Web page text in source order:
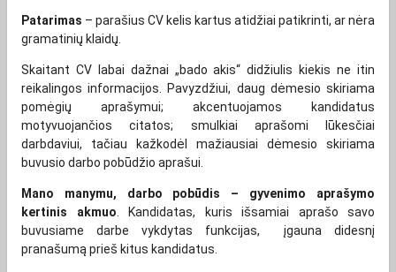
Patarimas – parašius CV kelis kartus atidžiai patikrinti, ar nėra
gramatinių klaidų.
Skaitant CV labai dažnai „bado akis“ didžiulis kiekis ne itin
reikalingos informacijos. Pavyzdžiui, daug dėmesio skiriama
pomėgių aprašymui; akcentuojamos kandidatus
motyvuojančios citatos; smulkiai aprašomi lūkesčiai
darbdaviui, tačiau kažkodėl mažiausiai dėmesio skiriama
buvusio darbo pobūdžio aprašui.
Mano manymu, darbo pobūdis – gyvenimo aprašymo
kertinis akmuo . Kandidatas, kuris išsamiai aprašo savo
buvusiame darbe vykdytas funkcijas, įgauna didesnį
pranašumą prieš kitus kandidatus.